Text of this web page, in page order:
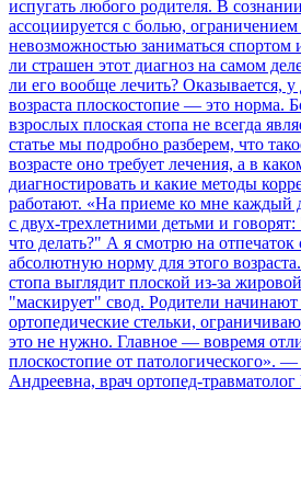
испугать любого родителя. В
ассоциируется с болью,
невозможностью заниматься спортом
ли страшен этот диагноз на самом
ли его вообще лечить? Оказывается,
возраста плоскостопие — это норма.
взрослых плоская стопа не всегда
статье мы подробно разберем, что
возрасте оно требует лечения, а в
диагностировать и какие методы
работают. «На приеме ко мне каждый
с двух-трехлетними детьми и
что делать?" А я смотрю на
абсолютную норму для этого
стопа выглядит плоской из-за
"маскирует" свод. Родители начинают
ортопедические стельки,
это не нужно. Главное — вовремя
плоскостопие от патологического».
Андреевна, врач ортопед-травматолог